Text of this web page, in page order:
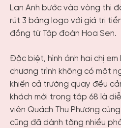
Lan Anh bước vào vòng thi
rút 3 bảng logo với giá trị
đồng từ Tập đoàn Hoa Sen.
Đặc biệt, hình ảnh hai chị em
chương trình không có một
khiến cả trường quay đều
khách mời trong tập 68 là
viên Quách Thu Phương
cũng đã dành tặng nhiều